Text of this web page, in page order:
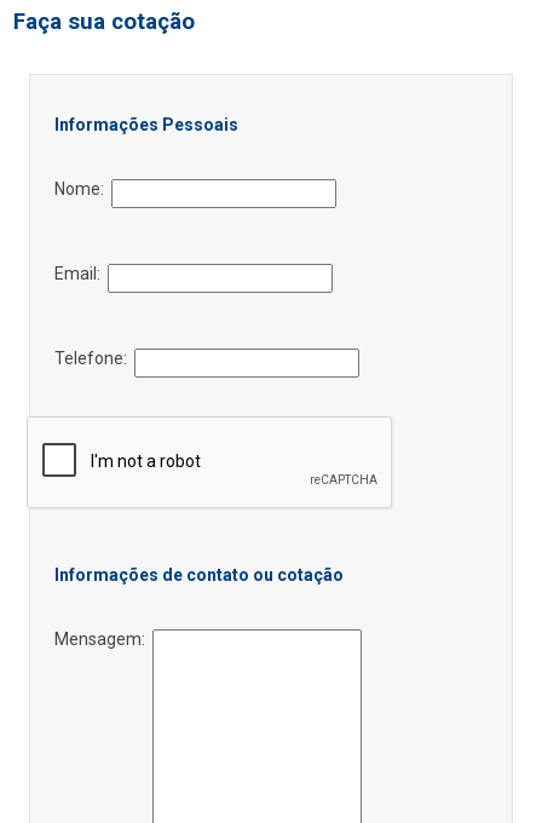
Faça sua cotação
Informações Pessoais
Nome:
Email:
Telefone:
Informações de contato ou cotação
Mensagem: